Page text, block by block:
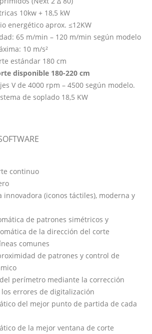
10kw + 18,5 kW
energético aprox. ≤12KW
65 m/min – 120 m/min según modelo
10 m/s²
estándar 180 cm
disponible 180-220 cm
V de 4000 rpm – 4500 según modelo.
de soplado 18,5 KW
continuo
innovadora (iconos táctiles), moderna y
de patrones simétricos y
de la dirección del corte
comunes
de patrones y control de
perímetro mediante la corrección
errores de digitalización
del mejor punto de partida de cada
de la mejor ventana de corte